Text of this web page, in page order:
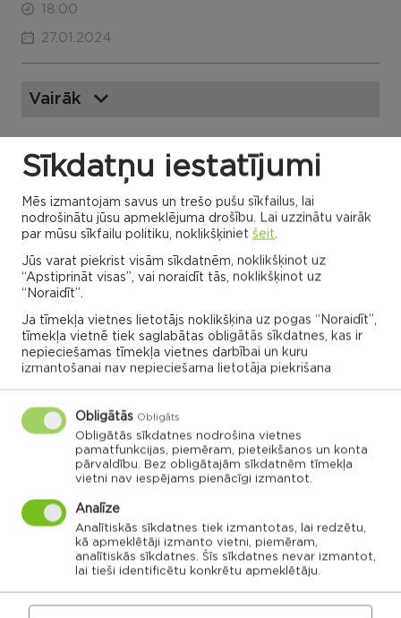
18:00
27.01.2024
Vairāk
VISI NOTIKUMI
Rēzeknes novada karte
Noklikšķini uz pagasta vai apvienības kartes, lai
izpētītu vairāk
Dricānu apvienības
pārvalde
Nautrēnu apvienības
pārvalde
Nagļu pagasts
Gaigalavas
Stružānu
Nautrēnu
Sīkdatņu iestatījumi
Mēs izmantojam savus un trešo pušu sīkfailus, lai
nodrošinātu jūsu apmeklējuma drošību. Lai uzzinātu vairāk
par mūsu sīkfailu politiku, noklikšķiniet šeit.
Jūs varat piekrist visām sīkdatnēm, noklikšķinot uz
“Apstiprināt visas”, vai noraidīt tās, noklikšķinot uz
“Noraidīt”.
Ja tīmekļa vietnes lietotājs noklikšķina uz pogas “Noraidīt”,
tīmekļa vietnē tiek saglabātas obligātās sīkdatnes, kas ir
nepieciešamas tīmekļa vietnes darbībai un kuru
izmantošanai nav nepieciešama lietotāja piekrišana
Obligātās Obligāts
Obligātās sīkdatnes nodrošina vietnes
pamatfunkcijas, piemēram, pieteikšanos un konta
pārvaldību. Bez obligātajām sīkdatnēm tīmekļa
vietni nav iespējams pienācīgi izmantot.
Analīze
Analītiskās sīkdatnes tiek izmantotas, lai redzētu,
kā apmeklētāji izmanto vietni, piemēram,
analītiskās sīkdatnes. Šīs sīkdatnes nevar izmantot,
lai tieši identificētu konkrētu apmeklētāju.